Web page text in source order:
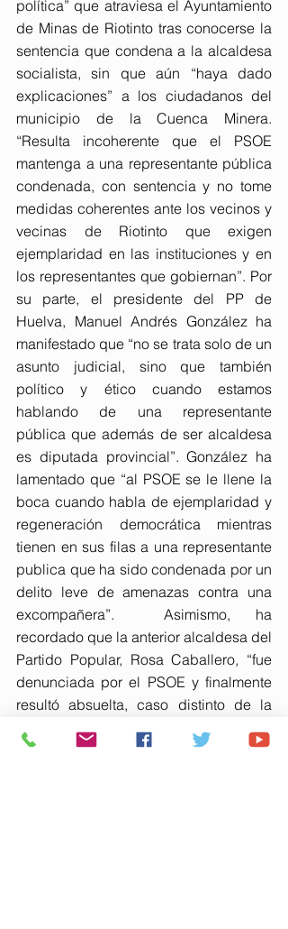
política” que atraviesa el Ayuntamiento
de Minas de Riotinto tras conocerse la
sentencia que condena a la alcaldesa
socialista, sin que aún “haya dado
explicaciones” a los ciudadanos del
municipio de la Cuenca Minera.
“Resulta incoherente que el PSOE
mantenga a una representante pública
condenada, con sentencia y no tome
medidas coherentes ante los vecinos y
vecinas de Riotinto que exigen
ejemplaridad en las instituciones y en
los representantes que gobiernan”. Por
su parte, el presidente del PP de
Huelva, Manuel Andrés González ha
manifestado que “no se trata solo de un
asunto judicial, sino que también
político y ético cuando estamos
hablando de una representante
pública que además de ser alcaldesa
es diputada provincial”. González ha
lamentado que “al PSOE se le llene la
boca cuando habla de ejemplaridad y
regeneración democrática mientras
tienen en sus filas a una representante
publica que ha sido condenada por un
delito leve de amenazas contra una
excompañera”.  Asimismo, ha
recordado que la anterior alcaldesa del
Partido Popular, Rosa Caballero, “fue
denunciada por el PSOE y finalmente
resultó absuelta, caso distinto de la
condenada” por el juzgado de